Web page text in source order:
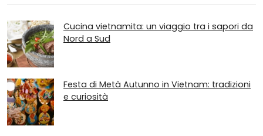
Cucina vietnamita: un viaggio tra i sapori da
Nord a Sud
Festa di Metà Autunno in Vietnam: tradizioni
e curiosità